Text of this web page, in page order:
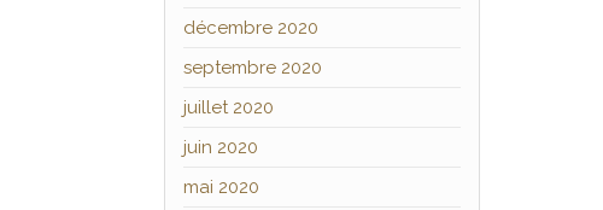
décembre 2020
septembre 2020
juillet 2020
juin 2020
mai 2020